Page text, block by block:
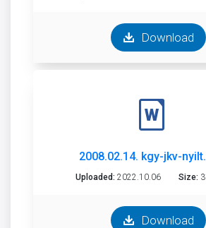
Download
2008.02.14. kgy-jkv-
Uploaded: 2022.10.06 Size:
Download